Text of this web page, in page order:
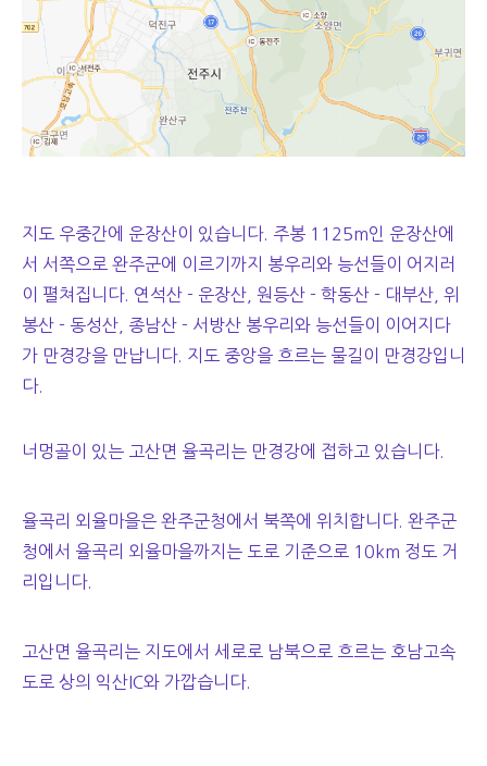
지도 우중간에 운장산이 있습니다. 주봉 1125m인 운장산에
서 서쪽으로 완주군에 이르기까지 봉우리와 능선들이 어지러
이 펼쳐집니다. 연석산 - 운장산, 원등산 - 학동산 - 대부산, 위
봉산 - 동성산, 종남산 - 서방산 봉우리와 능선들이 이어지다
가 만경강을 만납니다. 지도 중앙을 흐르는 물길이 만경강입니
다.
너멍골이 있는 고산면 율곡리는 만경강에 접하고 있습니다.
율곡리 외율마을은 완주군청에서 북쪽에 위치합니다. 완주군
청에서 율곡리 외율마을까지는 도로 기준으로 10km 정도 거
리입니다.
고산면 율곡리는 지도에서 세로로 남북으로 흐르는 호남고속
도로 상의 익산IC와 가깝습니다.